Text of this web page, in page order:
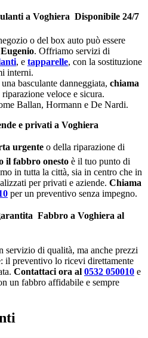
a Voghiera  Disponibile 24/7
o del box auto può essere
Eugenio. Offriamo servizi di
, e tapparelle, con la sostituzione
interni.
basculante danneggiata, chiama
riparazione veloce e sicura.
Ballan, Hormann e De Nardi.
e privati a Voghiera
urgente o della riparazione di
il fabbro onesto è il tuo punto di
in tutta la città, sia in centro che in
per privati e aziende. Chiama
per un preventivo senza impegno.
 Fabbro a Voghiera al
servizio di qualità, ma anche prezzi
il preventivo lo ricevi direttamente
Contattaci ora al 0532 050010 e
un fabbro affidabile e sempre